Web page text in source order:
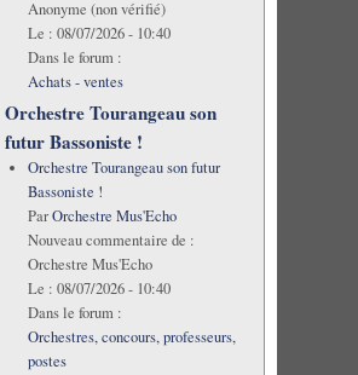
Anonyme (non vérifié)
Le : 08/07/2026 - 10:40
Dans le forum :
Achats - ventes
Orchestre Tourangeau son
futur Bassoniste !
Orchestre Tourangeau son futur
Bassoniste !
ParOrchestre Mus'Echo
Nouveau commentaire de :
Orchestre Mus'Echo
Le : 08/07/2026 - 10:40
Dans le forum :
Orchestres, concours, professeurs,
postes